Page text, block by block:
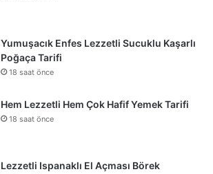
Yumuşacık Enfes Lezzetli Sucuklu Kaşarlı
Poğaça Tarifi
18 saat önce
Hem Lezzetli Hem Çok Hafif Yemek Tarifi
18 saat önce
Lezzetli Ispanaklı El Açması Börek